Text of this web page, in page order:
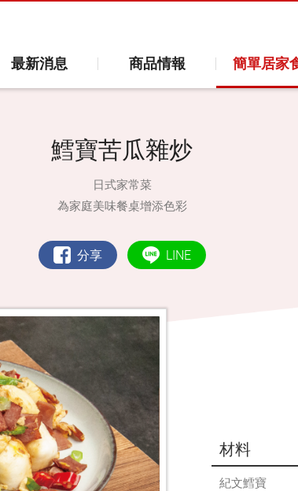
最新消息 商品情報 簡單居家
鱈寶苦瓜雜炒
日式家常菜
為家庭美味餐桌增添色彩
分享 LINE
材料
紀文鱈寶